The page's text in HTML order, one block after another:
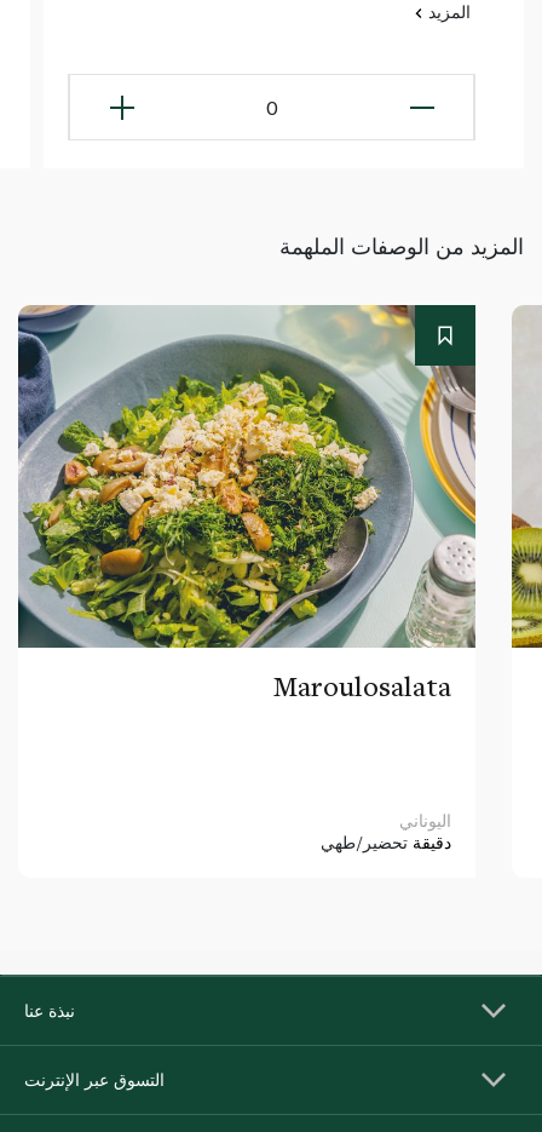
المزيد
0
المزيد من الوصفات الملهمة
Maroulosalata
اليوناني
دقيقة تحضير/طهي
نبذة عنا
التسوق عبر الإنترنت